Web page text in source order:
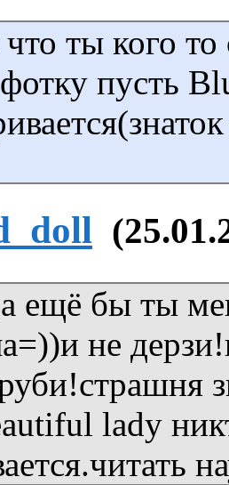
ты кого то
пусть
ещё бы ты
не
lady